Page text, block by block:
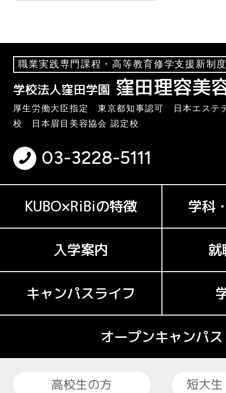
職業実践専門課程・高等教育修学支援新制
学校法人窪田学園 窪田理容美
厚生労働大臣指定 東京都知事認可 日本エステ
校 日本眉目美容協会 認定校
03-3228-5111
KUBO×RiBiの特徴 学科
入学案内
キャンパスライフ
オープンキャンパス
高校生の方
短大